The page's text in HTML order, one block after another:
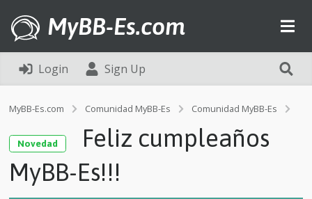
MyBB-Es.com
Login Sign Up
MyBB-Es.com Comunidad MyBB-Es Comunidad MyBB-Es
Novedad
Feliz cumpleaños
MyBB-Es!!!